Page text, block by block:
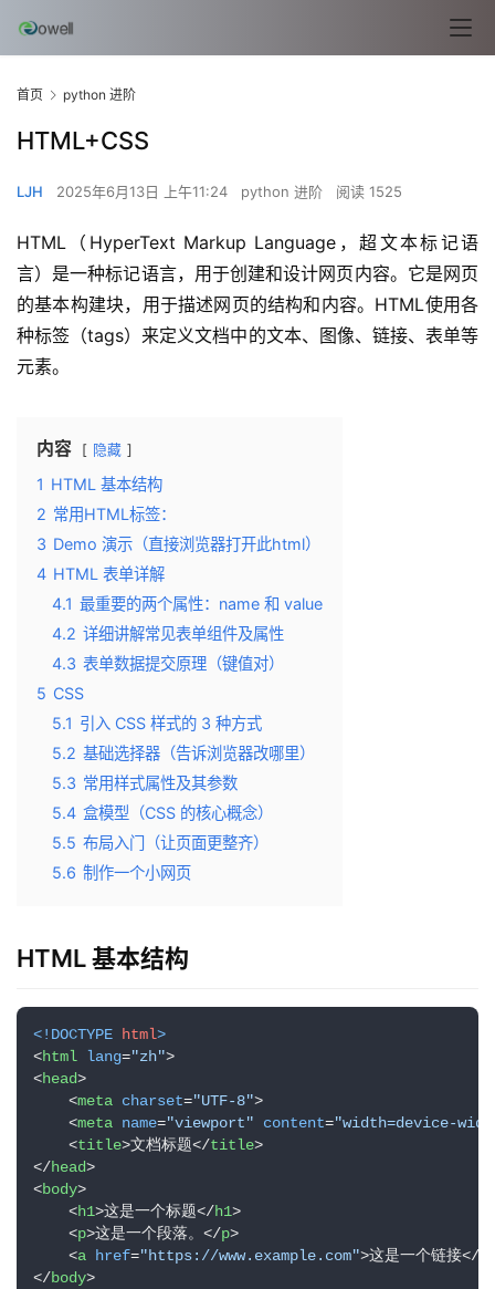
首页 python 进阶
HTML+CSS
LJH 2025年6月13日 上午11:24 python 进阶 阅读 1525
HTML（HyperText Markup Language，超文本标记语
言）是一种标记语言，用于创建和设计网页内容。它是网页
的基本构建块，用于描述网页的结构和内容。HTML使用各
种标签（tags）来定义文档中的文本、图像、链接、表单等
元素。
内容 隐藏
1 HTML 基本结构
2 常用HTML标签：
3 Demo 演示（直接浏览器打开此html）
4 HTML 表单详解
4.1 最重要的两个属性：name 和 value
4.2 详细讲解常见表单组件及属性
4.3 表单数据提交原理（键值对）
5 CSS
5.1 引入 CSS 样式的 3 种方式
5.2 基础选择器（告诉浏览器改哪里）
5.3 常用样式属性及其参数
5.4 盒模型（CSS 的核心概念）
5.5 布局入门（让页面更整齐）
5.6 制作一个小网页
HTML 基本结构
<!DOCTYPE html>
<html lang="zh">
<head>
<meta charset="UTF-8">
<meta name="viewport" content="width=device-
<title>文档标题</title>
</head>
<body>
<h1>这是一个标题</h1>
<p>这是一个段落。 </p>
<a href="https://www.example.com">这是一个链接</
</body>